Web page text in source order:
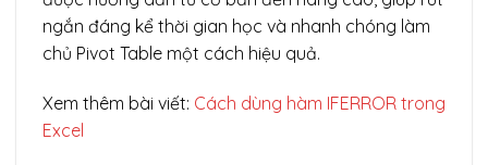
ngắn đáng kể thời gian học và nhanh chóng làm
chủ Pivot Table một cách hiệu quả.
Xem thêm bài viết: Cách dùng hàm IFERROR trong
Excel